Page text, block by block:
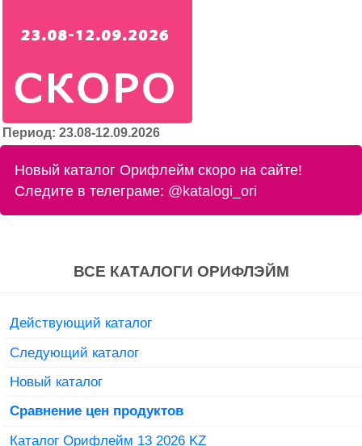
Период: 23.08-12.09.2026
Новый каталог Орифлейм скоро на сайте!
Следите в телеграме: @katalogi_ori
ВСЕ КАТАЛОГИ ОРИФЛЭЙМ
Действующий каталог
Следующий каталог
Новый каталог
Сравнение цен продуктов
Каталог Орифлейм 13 2026 KZ